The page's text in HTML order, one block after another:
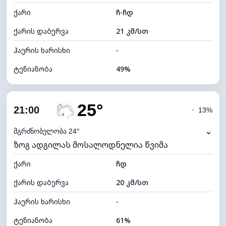
განათების ინდექსი 7 (ნათელი)
ღრუბლის სიმაღლე 10720 მ
ქარი
ჩ-ჩდ
ქარის დაბერვა
21 კმ/სთ
ჰაერის ხარისხი
-
ტენიანობა
49%
ღრუბლიანობა
ნამის წერტილი
ხილვადობა
10 კმ
განათების ინდექსი 7 (ნათელი)
ღრუბლის სიმაღლე 10480 მ
21:00 25°
მგრძნობელობა 24°
◔ 13%
⌄
ზოგ ადგილას მოსალოდნელია წვიმა
ქარი
ჩდ
ქარის დაბერვა
20 კმ/სთ
ჰაერის ხარისხი
-
ტენიანობა
61%